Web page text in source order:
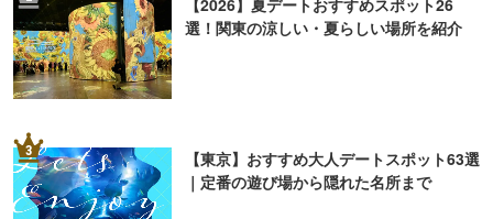
【2026】夏デートおすすめスポット26
選！関東の涼しい・夏らしい場所を紹介
3
【東京】おすすめ大人デートスポット63選
｜定番の遊び場から隠れた名所まで